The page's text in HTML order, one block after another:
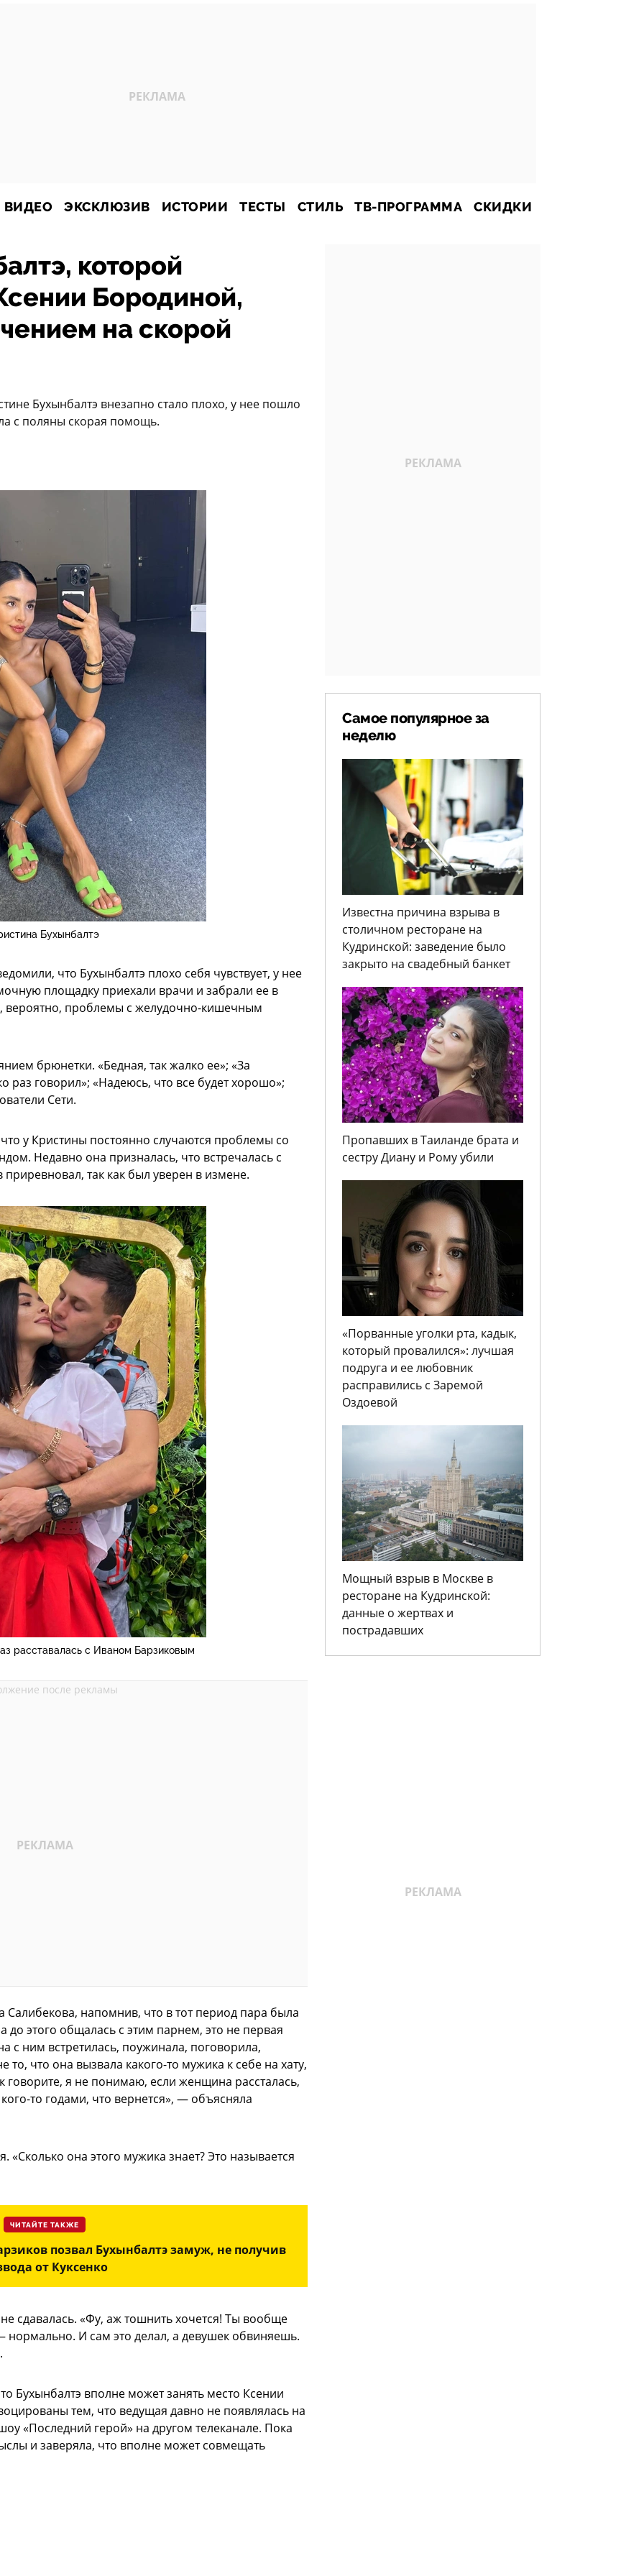
ВИДЕО ЭКСКЛЮЗИВ ИСТОРИИ ТЕСТЫ СТИЛЬ ТВ-ПРОГРАММА СКИДКИ
которой
Бородиной,
на скорой
Бухынбалтэ внезапно стало плохо, у нее пошло
с поляны скорая помощь.
Бухынбалтэ
что Бухынбалтэ плохо себя чувствует, у нее
площадку приехали врачи и забрали ее в
вероятно, проблемы с желудочно-кишечным
брюнетки. «Бедная, так жалко ее»; «За
раз говорил»; «Надеюсь, что все будет хорошо»;
Сети.
у Кристины постоянно случаются проблемы со
Недавно она призналась, что встречалась с
так как был уверен в измене.
расставалась с Иваном Барзиковым
Салибекова, напомнив, что в тот период пара была
до этого общалась с этим парнем, это не первая
с ним встретилась, поужинала, поговорила,
то, что она вызвала какого-то мужика к себе на хату,
я не понимаю, если женщина рассталась,
то годами, что вернется», — объясняла
«Сколько она этого мужика знает? Это называется
ЧИТАЙТЕ ТАКЖЕ
позвал Бухынбалтэ замуж, не получив
от Куксенко
сдавалась. «Фу, аж тошнить хочется! Ты вообще
нормально. И сам это делал, а девушек обвиняешь.
Бухынбалтэ вполне может занять место Ксении
тем, что ведущая давно не появлялась на
«Последний герой» на другом телеканале. Пока
и заверяла, что вполне может совмещать
Самое популярное за
неделю
Известна причина взрыва в
столичном ресторане на
Кудринской: заведение было
закрыто на свадебный банкет
Пропавших в Таиланде брата и
сестру Диану и Рому убили
«Порванные уголки рта, кадык,
который провалился»: лучшая
подруга и ее любовник
расправились с Заремой
Оздоевой
Мощный взрыв в Москве в
ресторане на Кудринской:
данные о жертвах и
пострадавших